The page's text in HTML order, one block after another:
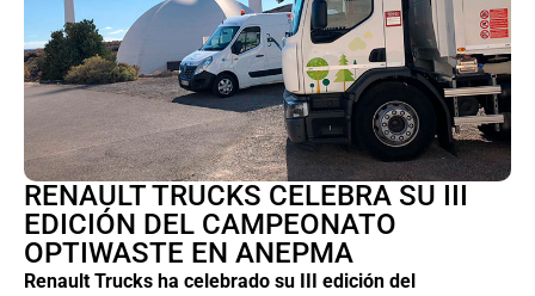
RENAULT TRUCKS CELEBRA SU III
EDICIÓN DEL CAMPEONATO
OPTIWASTE EN ANEPMA
Renault Trucks ha celebrado su III edición del